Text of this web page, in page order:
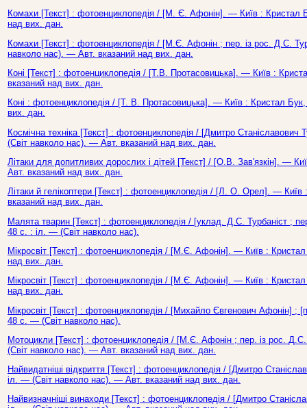
Комахи [Текст] : фотоенциклопедія / [М. Є. Афонін]. — Київ :
над вих. дан.
Комахи [Текст] : фотоенциклопедія / [М.Є. Афонін ; пер. із рос. Д.С.
навколо нас). — Авт. вказаний над вих. дан.
Коні [Текст] : фотоенциклопедія / [Т.В. Протасовицька]. — Київ :
вказаний над вих. дан.
Коні : фотоенциклопедія / [Т. В. Протасовицька]. — Київ : Кристал
вих. дан.
Космічна техніка [Текст] : фотоенциклопедія / [Дмитро
(Світ навколо нас). — Авт. вказаний над вих. дан.
Літаки для допитливих дорослих і дітей [Текст] / [О.В. Зав'язкін]. —
Авт. вказаний над вих. дан.
Літаки й гелікоптери [Текст] : фотоенциклопедія / [Л. О. Орел]. —
вказаний над вих. дан.
Малята тварин [Текст] : фотоенциклопедія / [уклад. Д.С. Турбаніст ;
48 с. : іл. — (Світ навколо нас).
Мікросвіт [Текст] : фотоенциклопедія / [М.Є. Афонін]. — Київ :
над вих. дан.
Мікросвіт [Текст] : фотоенциклопедія / [М.Є. Афонін]. — Київ :
над вих. дан.
Мікросвіт [Текст] : фотоенциклопедія / [Михайло Євгенович Афонін]
48 с. — (Світ навколо нас).
Мотоцикли [Текст] : фотоенциклопедія / [М.Є. Афонін ; пер. із рос.
(Світ навколо нас). — Авт. вказаний над вих. дан.
Найвидатніші відкриття [Текст] : фотоенциклопедія / [Дмитро
іл. — (Світ навколо нас). — Авт. вказаний над вих. дан.
Найвизначніші винаходи [Текст] : фотоенциклопедія / [Дмитро